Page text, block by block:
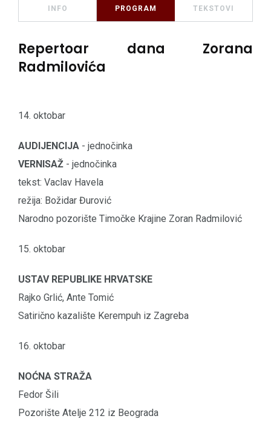
INFO PROGRAM TEKSTOVI
Repertoar dana Zorana
Radmilovića
14. oktobar
AUDIJENCIJA - jednočinka
VERNISAŽ - jednočinka
tekst: Vaclav Havela
režija: Božidar Đurović
Narodno pozorište Timočke Krajine Zoran Radmilović
15. oktobar
USTAV REPUBLIKE HRVATSKE
Rajko Grlić, Ante Tomić
Satirično kazalište Kerempuh iz Zagreba
16. oktobar
NOĆNA STRAŽA
Fedor Šili
Pozorište Atelje 212 iz Beograda